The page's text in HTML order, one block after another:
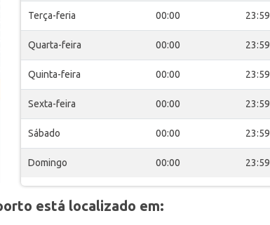
Terça-feria 00:00 23:59
Quarta-feira 00:00 23:59
Quinta-feira 00:00 23:59
Sexta-feira 00:00 23:59
Sábado 00:00 23:59
Domingo 00:00 23:59
está localizado em: